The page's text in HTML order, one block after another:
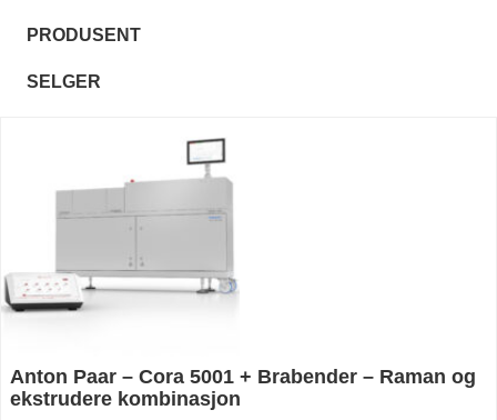
PRODUSENT
SELGER
Anton Paar – Cora 5001 + Brabender – Raman og
ekstrudere kombinasjon